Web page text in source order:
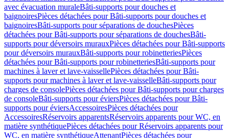
avec évacuation muraleBâti-supports pour douches et
baignoiresPièces détachées pour Bâti-supports pour douches et
baignoiresBâti-supports pour séparations de douchesPièces
détachées pour Bâti-supports pour séparations de douchesBâti-
supports pour déversoirs murauxPièces détachées pour Bâti-supports
pour déversoirs murauxBâti-supports pour robinetteriesPièces
détachées pour Bâti-supports pour robinetteriesBâti-supports pour
machines à laver et lave-vaissellePièces détachées pour Bâti-
supports pour machines à laver et lave-vaisselleBâti-supports pour
charges de consolePièces détachées pour Bâti-supports pour charges
de consoleBâti-supports pour éviersPièces détachées pour Bâti-
supports pour éviersAccessoiresPièces détachées pour
AccessoiresRéservoirs apparentsRéservoirs apparents pour WC, en
matière synthétiquePièces détachées pour Réservoirs apparents pour
WC, en matière synthétiqueAttenantPièces détachées pour